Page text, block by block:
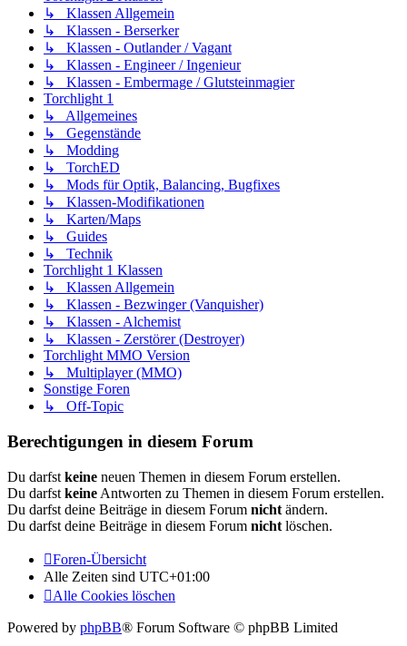
↳ Klassen Allgemein
↳ Klassen - Berserker
↳ Klassen - Outlander / Vagant
↳ Klassen - Engineer / Ingenieur
↳ Klassen - Embermage / Glutsteinmagier
Torchlight 1
↳ Allgemeines
↳ Gegenstände
↳ Modding
↳ TorchED
↳ Mods für Optik, Balancing, Bugfixes
↳ Klassen-Modifikationen
↳ Karten/Maps
↳ Guides
↳ Technik
Torchlight 1 Klassen
↳ Klassen Allgemein
↳ Klassen - Bezwinger (Vanquisher)
↳ Klassen - Alchemist
↳ Klassen - Zerstörer (Destroyer)
Torchlight MMO Version
↳ Multiplayer (MMO)
Sonstige Foren
↳ Off-Topic
Berechtigungen in diesem Forum
Du darfst keine neuen Themen in diesem Forum erstellen.
Du darfst keine Antworten zu Themen in diesem Forum erstellen.
Du darfst deine Beiträge in diesem Forum nicht ändern.
Du darfst deine Beiträge in diesem Forum nicht löschen.
Foren-Übersicht
Alle Zeiten sind UTC+01:00
Alle Cookies löschen
Powered by phpBB® Forum Software © phpBB Limited